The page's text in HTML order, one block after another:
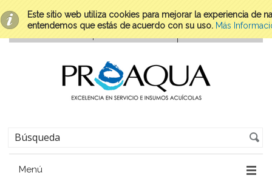
Este sitio web utiliza cookies para mejorar la experiencia de
entendemos que estás de acuerdo con su uso. Más
Menú